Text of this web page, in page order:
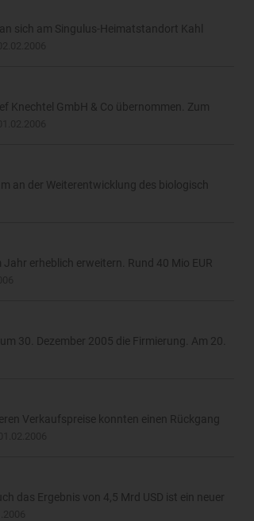
sich am Singulus-Heimatstandort Kahl
Knechtel GmbH & Co übernommen. Zum
an der Weiterentwicklung des biologisch
erheblich erweitern. Rund 40 Mio EUR
30. Dezember 2005 die Firmierung. Am 20.
Verkaufspreise konnten einen Rückgang
das Ergebnis von 4,5 Mrd USD ist ein neuer